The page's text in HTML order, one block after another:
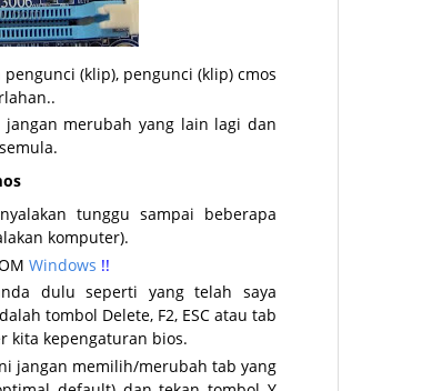
(klip), pengunci (klip) cmos
merubah yang lain lagi dan
tunggu sampai beberapa
komputer).
Windows !!
dulu seperti yang telah saya
tombol Delete, F2, ESC atau tab
kita kepengaturan bios.
jangan memilih/merubah tab yang